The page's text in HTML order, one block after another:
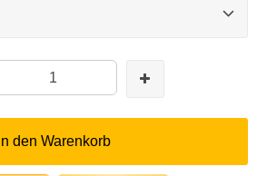
In den Warenkorb